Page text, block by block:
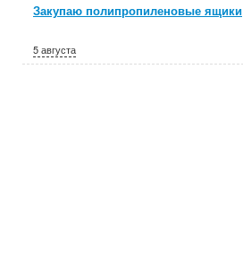
Закупаю полипропиленовые ящики
5 августа